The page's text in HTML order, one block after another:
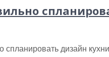
спланировать дизайн